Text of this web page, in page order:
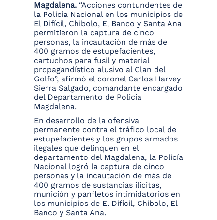
Magdalena. “Acciones contundentes de
la Policía Nacional en los municipios de
El Difícil, Chibolo, El Banco y Santa Ana
permitieron la captura de cinco
personas, la incautación de más de
400 gramos de estupefacientes,
cartuchos para fusil y material
propagandístico alusivo al Clan del
Golfo”, afirmó el coronel Carlos Harvey
Sierra Salgado, comandante encargado
del Departamento de Policía
Magdalena.
En desarrollo de la ofensiva
permanente contra el tráfico local de
estupefacientes y los grupos armados
ilegales que delinquen en el
departamento del Magdalena, la Policía
Nacional logró la captura de cinco
personas y la incautación de más de
400 gramos de sustancias ilícitas,
munición y panfletos intimidatorios en
los municipios de El Difícil, Chibolo, El
Banco y Santa Ana.